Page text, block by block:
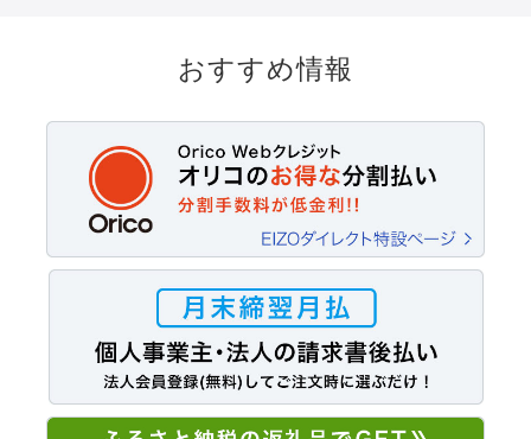
おすすめ情報